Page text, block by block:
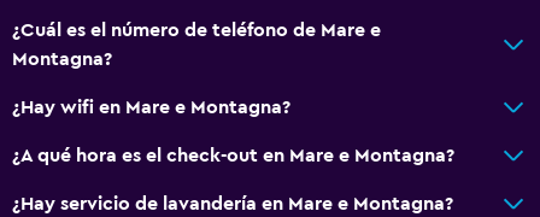
¿Cuál es el número de teléfono de Mare e
Montagna?
¿Hay wifi en Mare e Montagna?
¿A qué hora es el check-out en Mare e Montagna?
¿Hay servicio de lavandería en Mare e Montagna?